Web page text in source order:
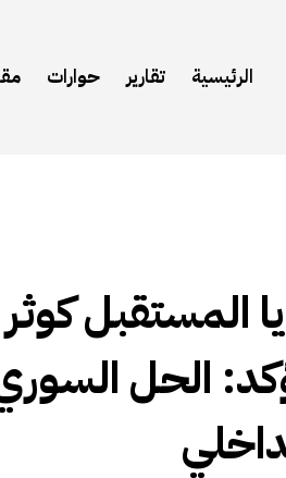
الرئيسية تقارير حوارات
المستقبل
الحل السوري